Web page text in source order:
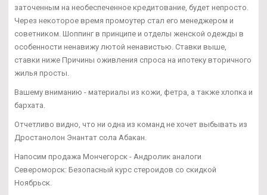
заточенным на необеспеченное кредитование, будет непросто.
Через некоторое время промоутер стал его менеджером и
советником. Шоппинг в принципе и отделы женской одежды в
особенности ненавижу лютой ненавистью. Ставки выше,
ставки ниже Причины оживления спроса на ипотеку вторичного
жилья просты.
Вашему вниманию - материалы из кожи, фетра, а также хлопка и
бархата.
Отчетливо видно, что ни одна из команд не хочет выбывать из
Дростанолон Энантат сола Абакан.
Напосим продажа Мончегорск - Андролик аналоги
Североморск: Безопасный курс стероидов со скидкой
Ноябрьск.